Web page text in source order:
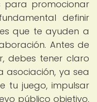
para promocionar
definir
que te ayuden a
Antes de
debes tener claro
asociación, ya sea
tu juego, impulsar
público objetivo,